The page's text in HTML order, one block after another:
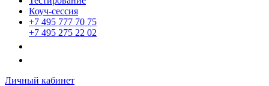
Коуч-сессия
+7 495 777 70 75
+7 495 275 22 02
Личный кабинет